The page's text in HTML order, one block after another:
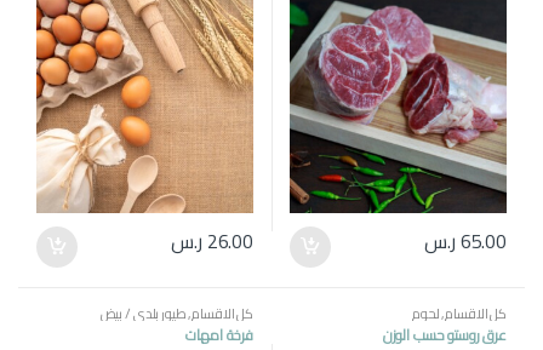
65.00ر.س 26.00 ر.س
كل الاقسام,لحوم
عرق روستو حسب الوزن
كل الاقسام,طيور بلدي / بيض
فرخة امهات